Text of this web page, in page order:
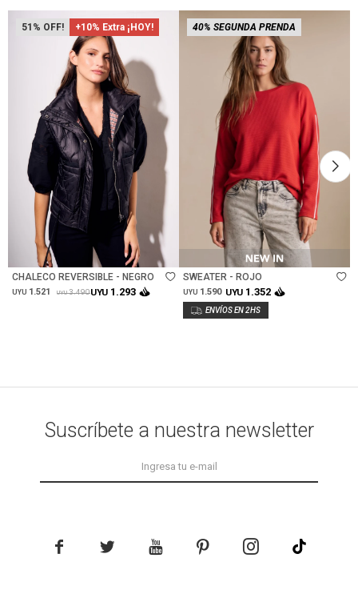
51 +10% Extra ¡HOY!
Talle
CHALECO REVERSIBLE - NEGRO
UYU 1.521 UYU 3.490UYU 1.293
40% SEGUNDA PRENDA
Talle
SWEATER - ROJO
UYU 1.590 UYU 1.352
Suscríbete a nuestra newsletter
    